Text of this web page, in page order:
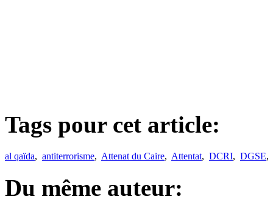
Tags pour cet article:
al qaïda, antiterrorisme, Attenat du Caire, Attentat, DCRI, DGSE,
Du même auteur: